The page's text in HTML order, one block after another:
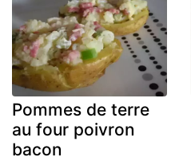
Pommes de terre
au four poivron
bacon